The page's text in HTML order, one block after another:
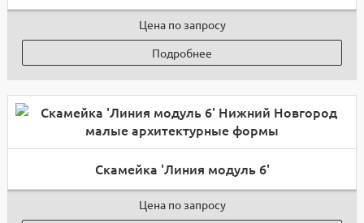
Цена по запросу
Подробнее
Скамейка 'Линия модуль 6'
Цена по запросу